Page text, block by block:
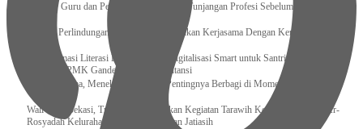
120.067 Guru dan Pengawas PAI Terima Tunjangan Profesi Sebelum Lebaran
Perkuat Perlindungan KI Kemenkum Sahkan Kerjasama Dengan Kemenbud
Transformasi Literasi Keuangan dan Digitalisasi Smart untuk Santri Produktif
Kemenko PMK Gandeng Beberapa Intansi
Peduli Sesama, Menekraf Tekankan Pentingnya Berbagi di Momen Ramadan
Wali Kota Bekasi, Tri Adhianto Lakukan Kegiatan Tarawih Keliling di Masjid Ar-
Rosyadah Kelurahan Jatirasa Kecamatan Jatiasih